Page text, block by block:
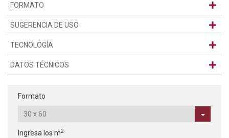
FORMATO
SUGERENCIA DE USO
TECNOLOGÍA
DATOS TÉCNICOS
Formato
Ingresa los m2